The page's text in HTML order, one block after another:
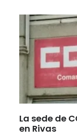
La sede de
en Rivas